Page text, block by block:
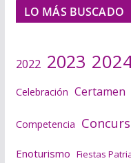
LO MÁS BUSCADO
2022 2023
Celebración Certamen
Competencia
Enoturismo Fiestas